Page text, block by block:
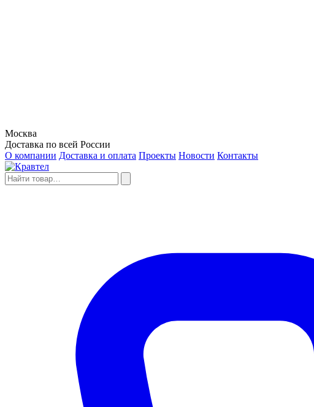
Москва
Доставка по всей России
О компании Доставка и оплата Проекты Новости Контакты